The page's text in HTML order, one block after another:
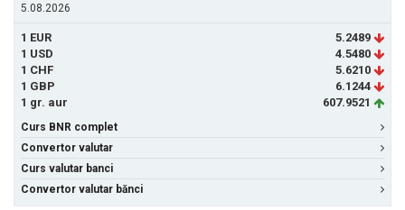
5.08.2026
1 EUR
5.2489
1 USD
4.5480
1 CHF
5.6210
1 GBP
6.1244
1 gr. aur
607.9521
Curs BNR complet
Convertor valutar
Curs valutar banci
Convertor valutar bănci